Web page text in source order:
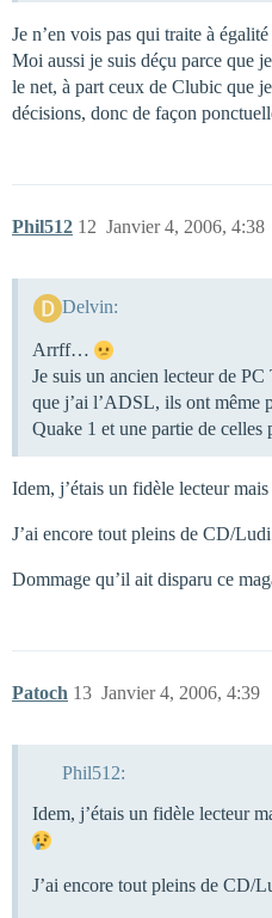
Je n’en vois pas qui traite à
Moi aussi je suis déçu parce que
le net, à part ceux de Clubic que
décisions, donc de façon
Phil512 Janvier 4, 2006, 4:38
12
Delvin:
Arrff…
Je suis un ancien lecteur de
que j’ai l’ADSL, ils ont même
Quake 1 et une partie de celles
Idem, j’étais un fidèle lecteur
J’ai encore tout pleins de CD/
Dommage qu’il ait disparu ce
Patoch Janvier 4, 2006, 4:39
13
Phil512:
Idem, j’étais un fidèle lecteur
J’ai encore tout pleins de CD/